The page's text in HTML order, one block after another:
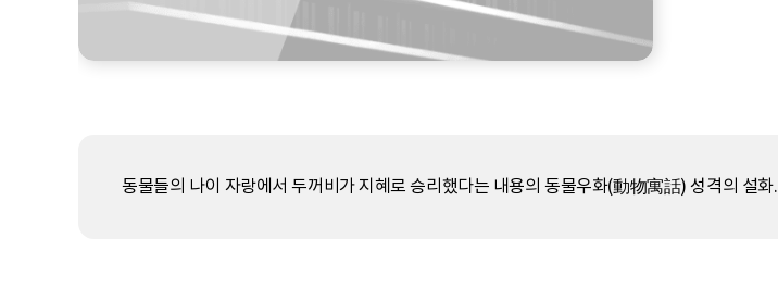
동물들의 나이 자랑에서 두꺼비가 지혜로 승리했다는 내용의 동물우화(動物寓話) 성격의 설화.